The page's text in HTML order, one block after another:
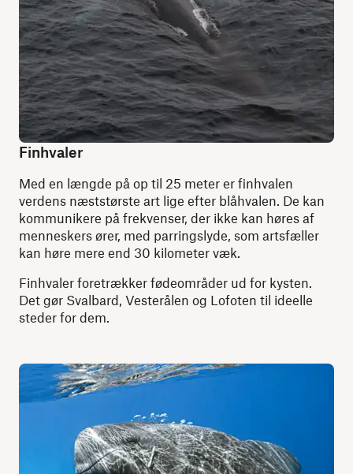
Finhvaler
Med en længde på op til 25 meter er finhvalen
verdens næststørste art lige efter blåhvalen. De kan
kommunikere på frekvenser, der ikke kan høres af
menneskers ører, med parringslyde, som artsfæller
kan høre mere end 30 kilometer væk.
Finhvaler foretrækker fødeområder ud for kysten.
Det gør Svalbard, Vesterålen og Lofoten til ideelle
steder for dem.